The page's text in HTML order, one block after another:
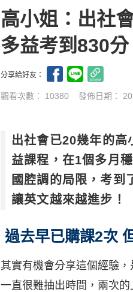
高小姐：出社
多益考到830分
分享給好友：
觀看次數： 10380 發佈日期：
出社會已20幾年的高
益課程，在1個多月
國腔調的局限，考到
讓英文越來越進步！
過去早已購課2次
其實有機會分享這個經驗
一直很難抽出時間，兩次